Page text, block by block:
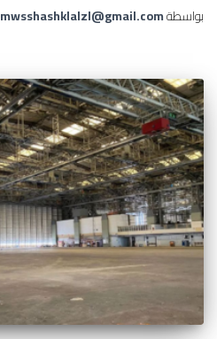
بواسطةmwsshashklalzl@gmail.com